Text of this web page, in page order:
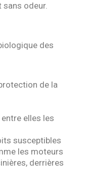
odeur.
des
de la
elles les
susceptibles
les moteurs
derrières